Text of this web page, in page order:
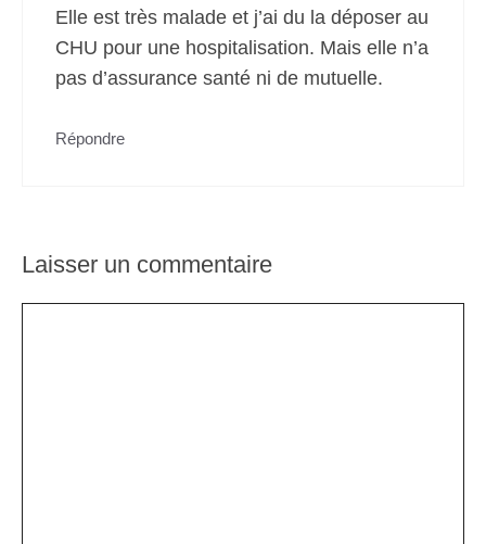
Elle est très malade et j’ai du la déposer au
CHU pour une hospitalisation. Mais elle n’a
pas d’assurance santé ni de mutuelle.
Répondre
Laisser un commentaire